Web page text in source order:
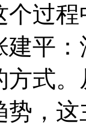
个过
建平
式
势，